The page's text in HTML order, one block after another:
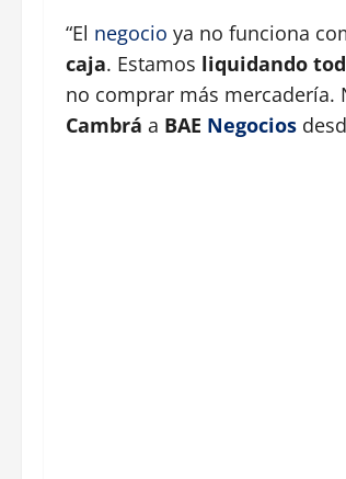
“El negocio ya no funciona
caja. Estamos liquidando
no comprar más mercadería.
Cambrá a BAE Negocios